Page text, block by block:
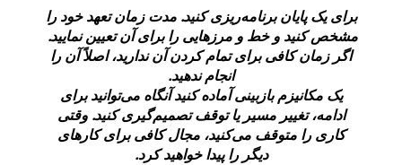
برنامه‌ریزی کنید. مدت زمان تعهد خود را
و خط و مرزهایی را برای آن تعیین نمایید.
برای تمام کردن آن ندارید، اصلاً آن را
بازبینی آماده کنید آنگاه می‌توانید برای
مسیر یا توقف تصمیم‌گیری کنید. وقتی
متوقف می‌کنید، مجال کافی برای کارهای
دیگر را پیدا خواهید کرد.